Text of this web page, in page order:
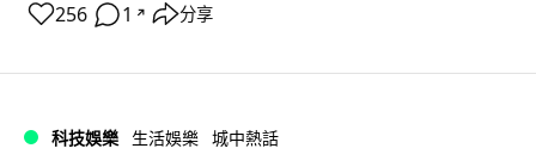
256 1 ↗ 分享
科技娛樂 生活娛樂 城中熱話